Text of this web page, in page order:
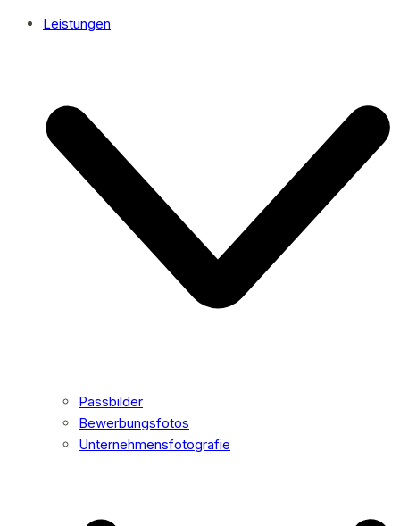
Leistungen
Passbilder
Bewerbungsfotos
Unternehmensfotografie